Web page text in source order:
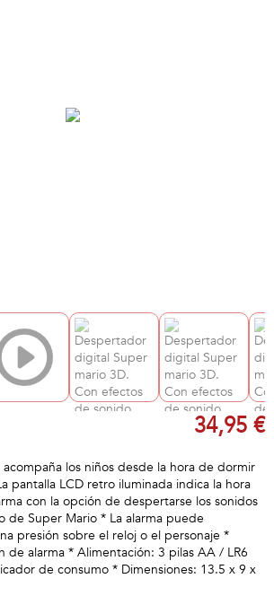
34,95 €
los niños desde la hora de dormir
pantalla LCD retro iluminada indica la hora
con la opción de despertarse los sonidos
de Super Mario * La alarma puede
presión sobre el reloj o el personaje *
de alarma * Alimentación: 3 pilas AA / LR6
de consumo * Dimensiones: 13.5 x 9 x